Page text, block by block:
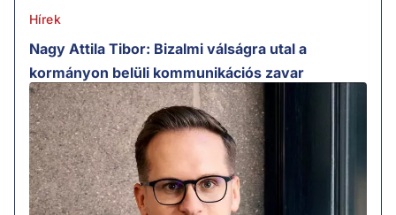
Hírek
Nagy Attila Tibor: Bizalmi válságra utal a
kormányon belüli kommunikációs zavar